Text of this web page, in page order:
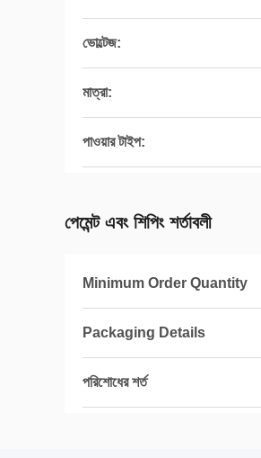
ভোল্টেজ:
মাত্রা:
পাওয়ার টাইপ:
পেমেন্ট এবং শিপিং শর্তাবলী
Minimum Order Quantity
Packaging Details
পরিশোধের শর্ত